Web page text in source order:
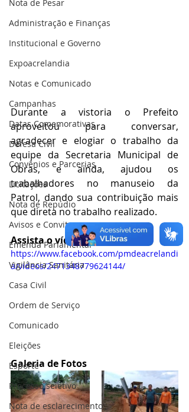
Nota de Pesar
Administração e Finanças
Institucional e Governo
Expoacrelandia
Notas e Comunicado
Campanhas
Datas Comemorativas
Defesa Civil
Convênios e Parcerias
Licitações
Nota de Repúdio
Avisos e Convites
Emenda Parlamentar
Vigilância Sanitária
Casa Civil
Ordem de Serviço
Comunicado
Eleições
Esporte
Processo seletivo
Nota de esclarecimento
Durante a vistoria o Prefeito
aproveitou para conversar,
agradecer e elogiar o trabalho da
equipe da Secretaria Municipal de
Obras, e ainda, ajudou os
trabalhadores no manuseio da
Patrol, dando sua contribuição mais
que direta no trabalho realizado.
Assista o vídeo
https://www.facebook.com/pmdeacrelandi
a/videos/2471348779624144/
Galeria de Fotos